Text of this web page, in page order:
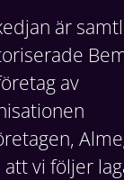
är
av
vi följer